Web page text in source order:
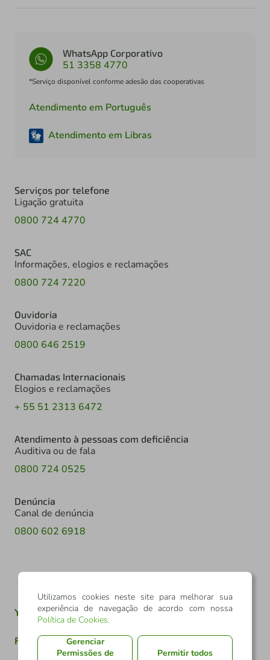
WhatsApp Corporativo
51 3358 4770
*Serviço disponível conforme adesão das cooperativas
Atendimento em Português
Atendimento em Libras
Serviços por telefone
Ligação gratuita
0800 724 4770
SAC
Informações, elogios e reclamações
0800 724 7220
Ouvidoria
Ouvidoria e reclamações
0800 646 2519
Chamadas Internacionais
Elogios e reclamações
+ 55 51 2313 6472
Atendimento à pessoas com deficiência
Auditiva ou de fala
0800 724 0525
Denúncia
Canal de denúncia
0800 602 6918
Youtube Twitter Linkedin Instagram
Facebook TikTok
Utilizamos cookies neste site para melhorar sua
experiência de navegação de acordo com nossa
Política de Cookies.
Gerenciar
Permissões de
Permitir todos